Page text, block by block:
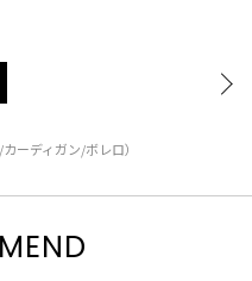
ーディガン/ボレロ）